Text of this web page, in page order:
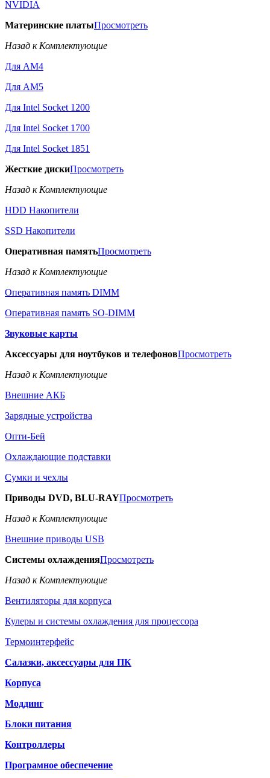
NVIDIA
Материнские платыПросмотреть
Назад к Комплектующие
Для AM4
Для AM5
Для Intel Socket 1200
Для Intel Socket 1700
Для Intel Socket 1851
Жесткие дискиПросмотреть
Назад к Комплектующие
HDD Накопители
SSD Накопители
Оперативная памятьПросмотреть
Назад к Комплектующие
Оперативная память DIMM
Оперативная память SO-DIMM
Звуковые карты
Аксессуары для ноутбуков и телефоновПросмотреть
Назад к Комплектующие
Внешние АКБ
Зарядные устройства
Опти-Бей
Охлаждающие подставки
Сумки и чехлы
Приводы DVD, BLU-RAYПросмотреть
Назад к Комплектующие
Внешние приводы USB
Системы охлажденияПросмотреть
Назад к Комплектующие
Вентиляторы для корпуса
Кулеры и системы охлаждения для процессора
Термоинтерфейс
Салазки, аксессуары для ПК
Корпуса
Моддинг
Блоки питания
Контроллеры
Програмное обеспечение